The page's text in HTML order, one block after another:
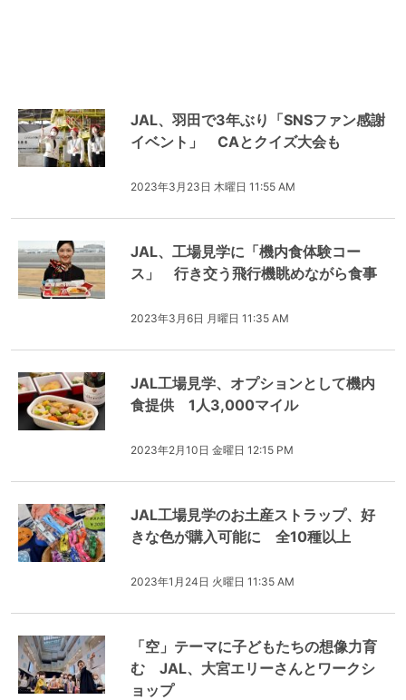
JAL、羽田で3年ぶり「SNSファン感謝
イベント」 CAとクイズ大会も
2023年3月23日 木曜日 11:55 AM
JAL、工場見学に「機内食体験コー
ス」 行き交う飛行機眺めながら食事
2023年3月6日 月曜日 11:35 AM
JAL工場見学、オプションとして機内
食提供 1人3,000マイル
2023年2月10日 金曜日 12:15 PM
JAL工場見学のお土産ストラップ、好
きな色が購入可能に 全10種以上
2023年1月24日 火曜日 11:35 AM
「空」テーマに子どもたちの想像力育
む JAL、大宮エリーさんとワークシ
ョップ